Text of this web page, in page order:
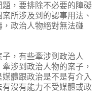
，要排除不必要的障礙
所涉及到的認事用法、
政治人物絕對無法碰
，有些牽涉到政治人
涉到政治人物的案子，
體跟政治是不是有介入
沒有能力不受媒體或政